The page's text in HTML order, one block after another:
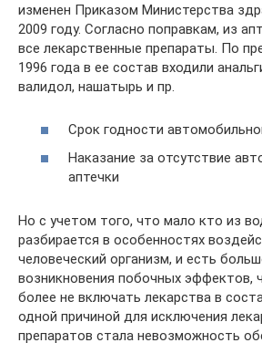
изменен Приказом Министерства
2009 году. Согласно поправкам, из
все лекарственные препараты. По
1996 года в ее состав входили
валидол, нашатырь и пр.
Срок годности
Наказание за отсутствие
аптечки
Но с учетом того, что мало кто из
разбирается в особенностях
человеческий организм, и есть
возникновения побочных эффектов,
более не включать лекарства в
одной причиной для исключения
препаратов стала невозможность